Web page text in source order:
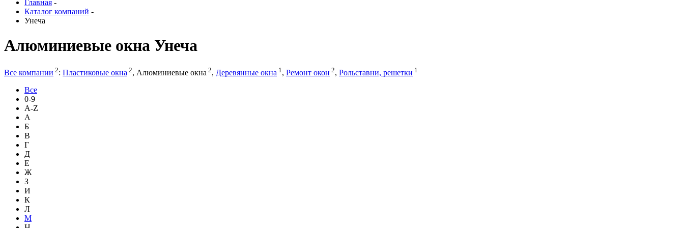
Главная -
Каталог компаний -
Унеча
Алюминиевые окна Унеча
Все компании 2: Пластиковые окна 2, Алюминиевые окна 2, Деревянные окна 1 , Ремонт окон 2, Рольставни, решетки 1
Все
0-9
A-Z
А
Б
В
Г
Д
Е
Ж
З
И
К
Л
М